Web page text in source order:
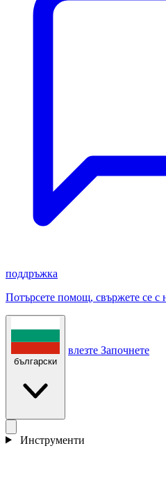
поддръжка
Потърсете помощ, свържете се с
български
влезте Започнете
Инструменти